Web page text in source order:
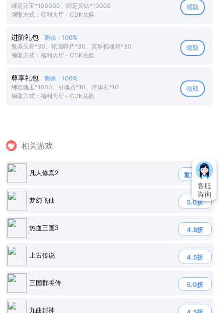
绑定元宝*100000、绑定冥钻*10000
领取方式：福利大厅 - CDK兑换
领取
进阶礼包
剩余：100%
鬼圣头骨*30、轮回碎片*30、冥界招魂符*30
领取方式：福利大厅 - CDK兑换
领取
尊享礼包
剩余：100%
绑定魂玉*1000、引魂石*10、淬体石*10
领取方式：福利大厅 - CDK兑换
领取
相关游戏
凡人修真2 返120%
梦幻飞仙 5.0折
热血三国3 4.8折
上古传说 4.5折
三国群将传 5.0折
九曲封神
客服
咨询